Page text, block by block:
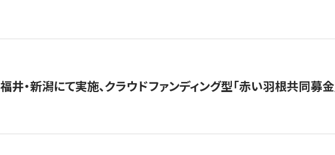
福井・新潟にて実施、クラウドファンディング型「赤い羽根共同